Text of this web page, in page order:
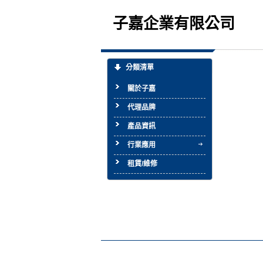
子嘉企業有限公司
分類清單
關於子嘉
代理品牌
產品資訊
行業應用
租賃/維修